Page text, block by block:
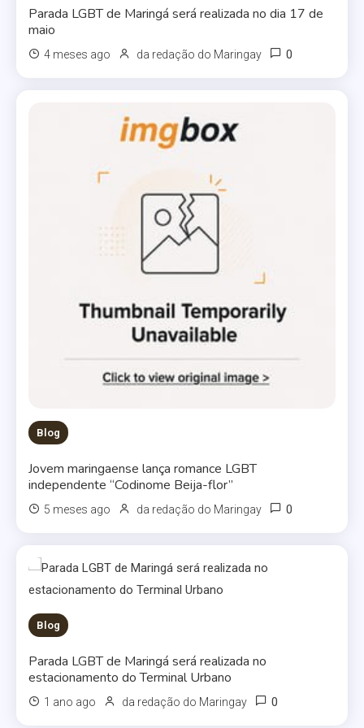
Parada LGBT de Maringá será realizada no dia 17 de
maio
4 meses ago da redação do Maringay 0
Blog
Jovem maringaense lança romance LGBT
independente “Codinome Beija-flor”
5 meses ago da redação do Maringay 0
Blog
Parada LGBT de Maringá será realizada no
estacionamento do Terminal Urbano
1 ano ago da redação do Maringay 0